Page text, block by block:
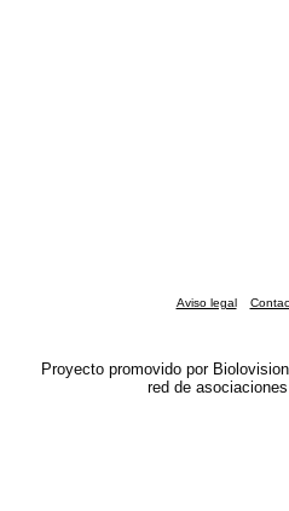
Aviso legal
Proyecto promovido por
red de